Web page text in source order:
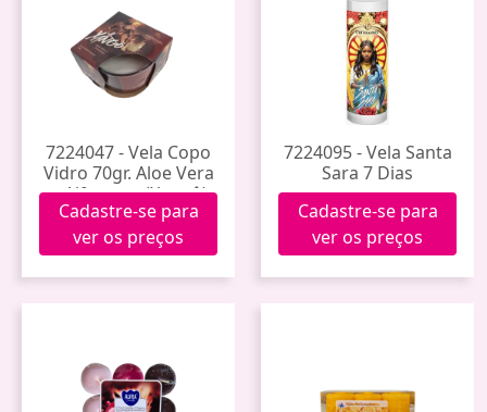
7224047 - Vela Copo
Vidro 70gr. Aloe Vera
e Alfazema (Xangô)
Cadastre-se para
ver os preços
7224095 - Vela Santa
Sara 7 Dias
Cadastre-se para
ver os preços